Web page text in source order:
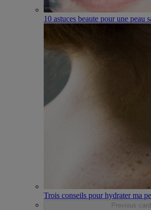
10 astuces beaute pour une peau
Trois conseils pour hydrater ma
Previous card